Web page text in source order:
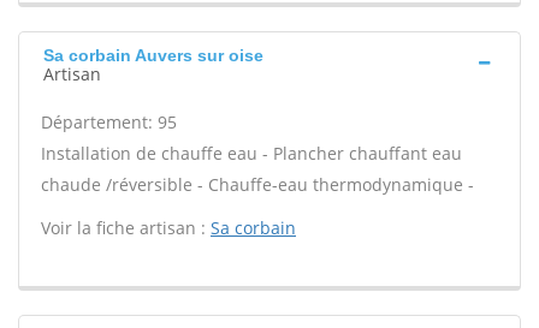
Sa corbain Auvers sur oise
Artisan
Département: 95
Installation de chauffe eau - Plancher chauffant eau
chaude /réversible - Chauffe-eau thermodynamique -
Voir la fiche artisan : Sa corbain